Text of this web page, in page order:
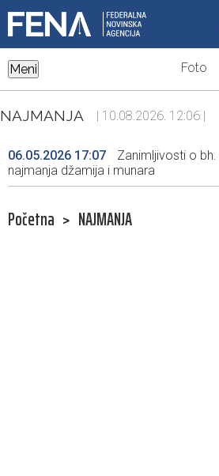
Meni Foto
NAJMANJA | 10.08.2026. 12:06 |
06.05.2026 17:07
Zanimljivosti o
najmanja džamija i munara
Početna > NAJMANJA